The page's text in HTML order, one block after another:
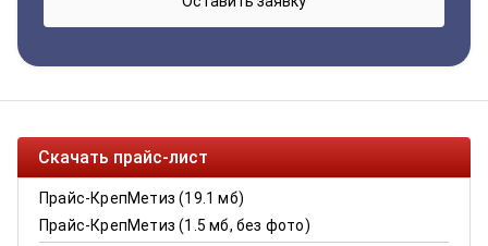
Скачать прайс-лист
Прайс-КрепМетиз (19.1 мб)
Прайс-КрепМетиз (1.5 мб, без фото)